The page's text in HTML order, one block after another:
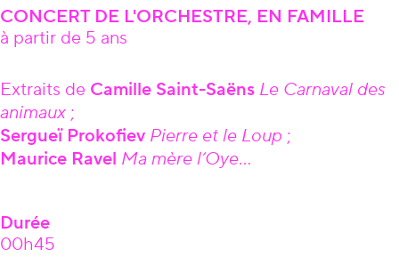
CONCERT DE L'ORCHESTRE, EN FAMILLE
à partir de 5 ans
Extraits de Camille Saint-Saëns Le Carnaval des
animaux ;
Sergueï Prokofiev Pierre et le Loup ;
Maurice Ravel Ma mère l’Oye…
Durée
00h45